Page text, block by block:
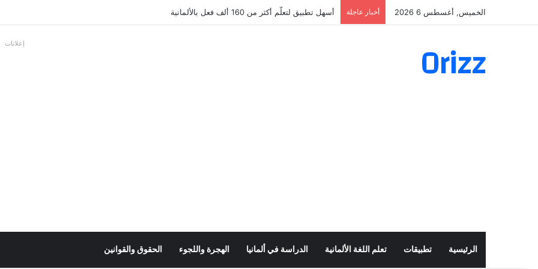
الخميس, أغسطس 6 2026 أخبار عاجلة أسهل تطبيق لتعلّم أكثر من 160 ألف فعل بالألمانية
Orizz إعلانات
الرئيسية تطبيقات تعلم اللغة الألمانية الدراسة في ألمانيا الهجرة واللجوء الحقوق والقوانين